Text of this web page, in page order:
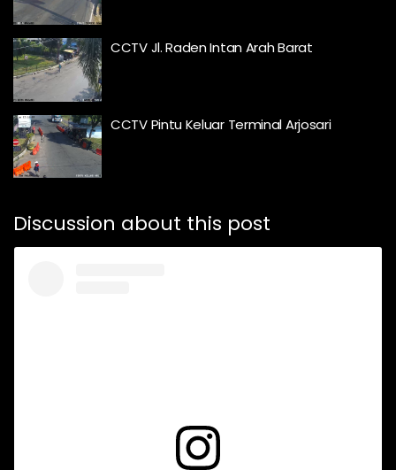
CCTV Jl. Raden Intan Arah Barat
CCTV Pintu Keluar Terminal Arjosari
Discussion about this post